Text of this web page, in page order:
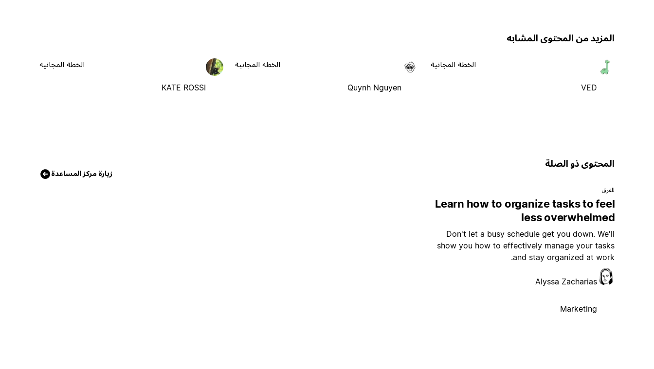
المزيد من المحتوى المشابه
VED
الخطة المجانية
Quynh Nguyen
الخطة المجانية
KATE ROSSI
الخطة المجانية
المحتوى ذو الصلة
زيارة مركز المساعدة
للفرق
Learn how to organize tasks to feel
less overwhelmed
Don't let a busy schedule get you down. We'll
show you how to effectively manage your tasks
and stay organized at work.
Alyssa Zacharias
Marketing